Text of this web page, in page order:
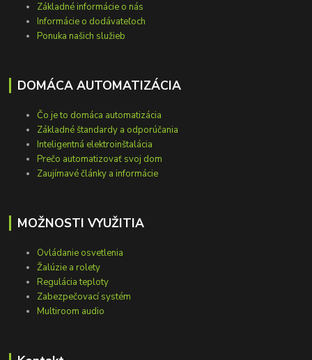
Základné informácie o nás
Informácie o dodávateľoch
Ponuka našich služieb
DOMÁCA AUTOMATIZÁCIA
Čo je to domáca automatizácia
Základné štandardy a odporúčania
Inteligentná elektroinštalácia
Prečo automatizovať svoj dom
Zaujímavé články a informácie
MOŽNOSTI VYUŽITIA
Ovládanie osvetlenia
Žalúzie a rolety
Regulácia teploty
Zabezpečovací systém
Multiroom audio